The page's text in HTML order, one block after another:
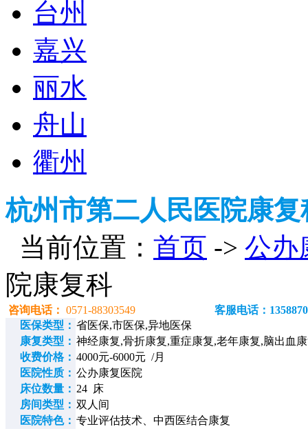
台州
嘉兴
丽水
舟山
衢州
杭州市第二人民医院康复
当前位置： 首页 -> 公办
院康复科
咨询电话： 0571-88303549
客服电话：
医保类型： 省医保,市医保,异地医保
康复类型： 神经康复,骨折康复,重症康复,老年康复,脑出血
收费价格： 4000元-6000元 /月
医院性质： 公办康复医院
床位数量： 24 床
房间类型： 双人间
医院特色： 专业评估技术、中西医结合康复